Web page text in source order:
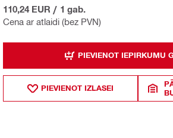
Cena ar atlaidi (bez PVN)
110,24 EUR / 1 gab.
PIEVIENOT IEPIRKUMU
PIEVIENOT IZLASEI